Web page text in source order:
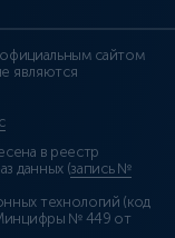
официальным сайтом
являются
в реестр
данных (запись №
технологий (код
№ 449 от